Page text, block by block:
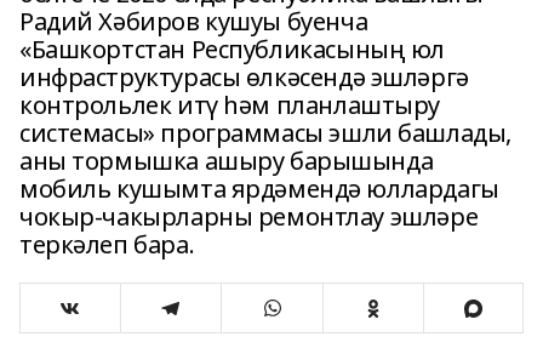
Радий Хәбиров кушуы буенча
«Башкортстан Республикасының юл
инфраструктурасы өлкәсендә эшләргә
контрольлек итү һәм планлаштыру
системасы» программасы эшли башлады,
аны тормышка ашыру барышында
мобиль кушымта ярдәмендә юллардагы
чокыр-чакырларны ремонтлау эшләре
теркәлеп бара.